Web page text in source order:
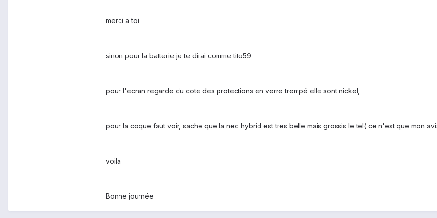
merci a toi
sinon pour la batterie je te dirai comme tito59
pour l'ecran regarde du cote des protections en verre trempé elle sont nickel,
pour la coque faut voir, sache que la neo hybrid est tres belle mais grossis le tel( ce n'est que mon
voila
Bonne journée